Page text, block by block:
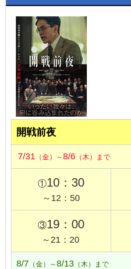
開戦前夜
7/31 （金）～8/6 （木）まで
①10：30
～12：50
③19：00
～21：20
8/7 （金）～8/13 （木）まで